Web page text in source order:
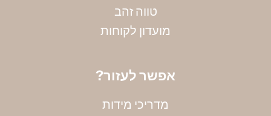
טווה זהב
מועדון לקוחות
?אפשר לעזור
מדריכי מידות